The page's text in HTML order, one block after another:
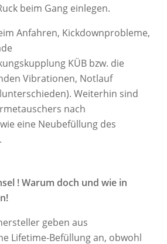
beim Gang einlegen.
Anfahren, Kickdownprobleme,
KÜB bzw. die
Vibrationen, Notlauf
Weiterhin sind
nach
eine Neubefüllung des
! Warum doch und wie in
geben aus
Lifetime-Befüllung an, obwohl